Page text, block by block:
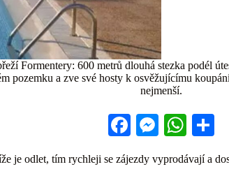
Formentery: 600 metrů dlouhá stezka podél
pozemku a zve své hosty k osvěžujícímu
nejmenší.
Fa
bo
M
se
W
ts
je odlet, tím rychleji se zájezdy vyprodávají a